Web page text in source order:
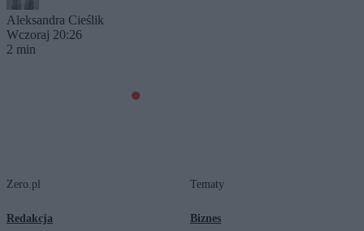
Aleksandra Cieślik
Wczoraj 20:26
2 min
Zero.pl
Redakcja
Tematy
Biznes